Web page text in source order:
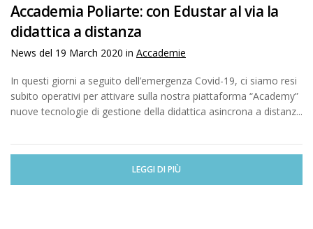
Accademia Poliarte: con Edustar al via la
didattica a distanza
News del 19 March 2020 in Accademie
In questi giorni a seguito dell’emergenza Covid-19, ci siamo resi
subito operativi per attivare sulla nostra piattaforma “Academy”
nuove tecnologie di gestione della didattica asincrona a distanz...
LEGGI DI PIÙ